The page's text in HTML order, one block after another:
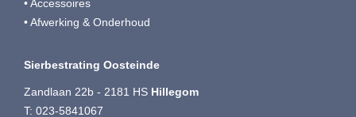
• Accessoires
• Afwerking & Onderhoud
Sierbestrating Oosteinde
Zandlaan 22b - 2181 HS Hillegom
T: 023-5841067